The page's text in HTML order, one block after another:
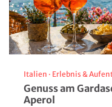
Italien · Erlebnis &
Genuss am
Aperol